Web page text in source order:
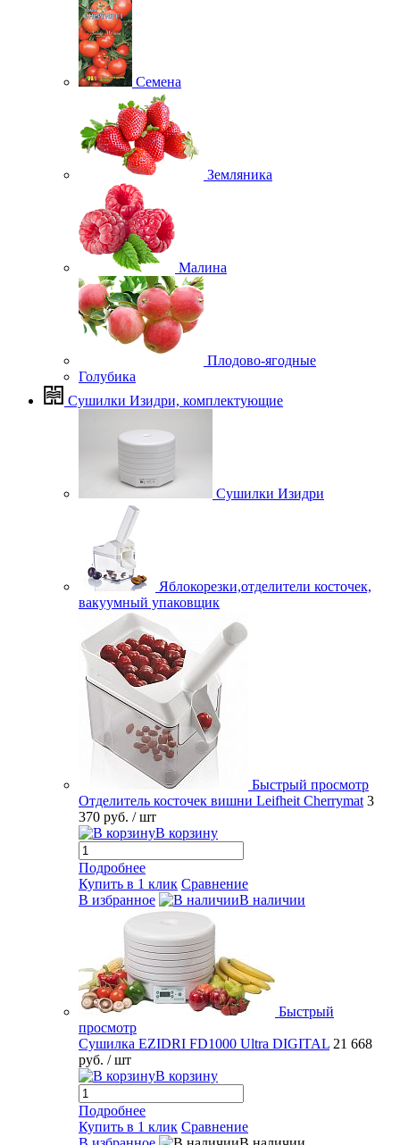
Семена
Земляника
Малина
Плодово-ягодные
Голубика
Сушилки Изидри, комплектующие
Сушилки Изидри
Яблокорезки,отделители косточек,
вакуумный упаковщик
Быстрый просмотр
Отделитель косточек вишни Leifheit Cherrymat 3
370 руб. / шт
В корзину
Подробнее
Купить в 1 клик Сравнение
В избранное
В наличии
Быстрый
просмотр
Сушилка EZIDRI FD1000 Ultra DIGITAL 21 668
руб. / шт
В корзину
Подробнее
Купить в 1 клик Сравнение